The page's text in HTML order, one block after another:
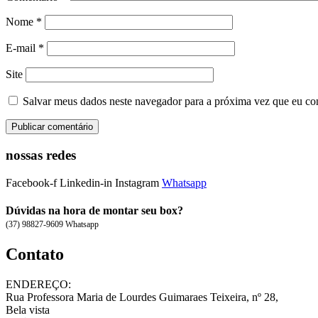
Nome *
E-mail *
Site
Salvar meus dados neste navegador para a próxima vez que eu
nossas redes
Facebook-f Linkedin-in Instagram Whatsapp
Dúvidas na hora de montar seu box?
(37) 98827-9609 Whatsapp
Contato
ENDEREÇO:
Rua Professora Maria de Lourdes Guimaraes Teixeira, nº 28,
Bela vista